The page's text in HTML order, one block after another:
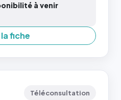
à venir
fiche
Téléconsultation